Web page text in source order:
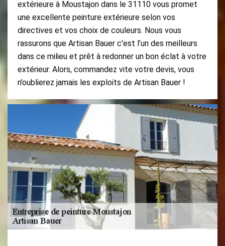
extérieure à Moustajon dans le 31110 vous promet
une excellente peinture extérieure selon vos
directives et vos choix de couleurs. Nous vous
rassurons que Artisan Bauer c'est l’un des meilleurs
dans ce milieu et prêt à redonner un bon éclat à votre
extérieur. Alors, commandez vite votre devis, vous
n’oublierez jamais les exploits de Artisan Bauer !